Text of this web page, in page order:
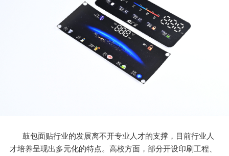
鼓包面贴行业的发展离不开专业人才的支撑，目前行业人
才培养呈现出多元化的特点。高校方面，部分开设印刷工程、